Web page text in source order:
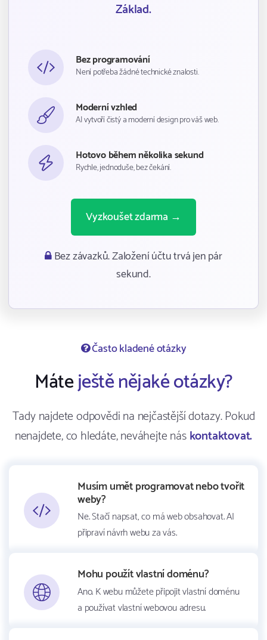
Základ.
Bez programování
Není potřeba žádné technické znalosti.
Moderní vzhled
AI vytvoří čistý a moderní design pro váš web.
Hotovo během několika sekund
Rychle, jednoduše, bez čekání.
Vyzkoušet zdarma →
Bez závazků. Založení účtu trvá jen pár
sekund.
Často kladené otázky
Máteještě nějaké otázky?
Tady najdete odpovědi na nejčastější dotazy. Pokud
nenajdete, co hledáte, neváhejte náskontaktovat.
Musím umět programovat nebo tvořit
weby?
Ne. Stačí napsat, co má web obsahovat. AI
připraví návrh webu za vás.
Mohu použít vlastní doménu?
Ano. K webu můžete připojit vlastní doménu
a používat vlastní webovou adresu.